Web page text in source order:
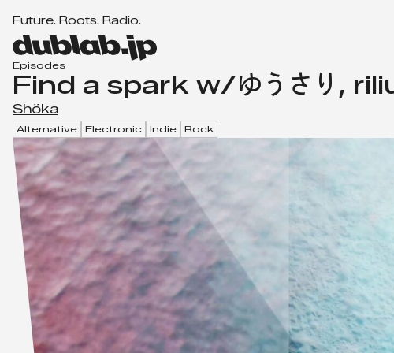
Future. Roots. Radio.
d
b
a
b.
Episodes
Find a spark w/ゆうさり,
Shöka
Alternative Electronic Indie Rock